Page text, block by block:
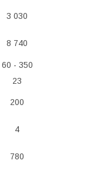
3 030
8 740
60 - 350
23
200
4
780